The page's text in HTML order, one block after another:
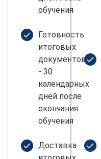
обучения
Готовность
итоговых
документов
- 30
календарных
дней после
окончания
обучения
Доставка